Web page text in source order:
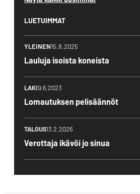
LUETUIMMAT
YLEINEN15.8.2025
Lauluja isoista koneista
LAKI9.6.2023
Lomautuksen pelisäännöt
TALOUS13.2.2026
Verottaja ikävöi jo sinua